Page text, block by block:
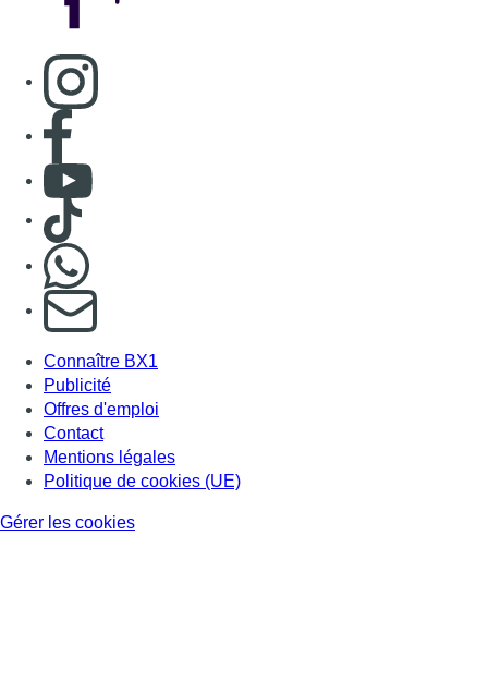
Consulter page Instagram
Consulter page Facebook
Consulter Youtube
Consulter TikTok
S'abonner à notre newsletter
Connaître BX1
Publicité
Offres d'emploi
Contact
Mentions légales
Politique de cookies (UE)
Gérer les cookies